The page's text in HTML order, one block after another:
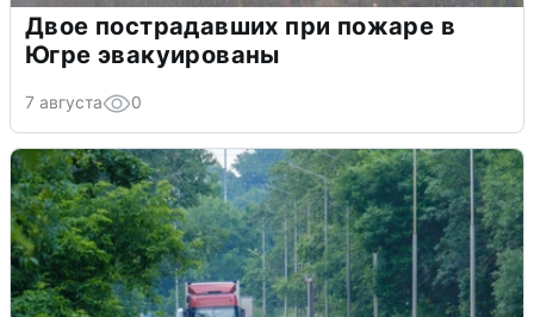
Двое пострадавших при пожаре в
Югре эвакуированы
7 августа 0